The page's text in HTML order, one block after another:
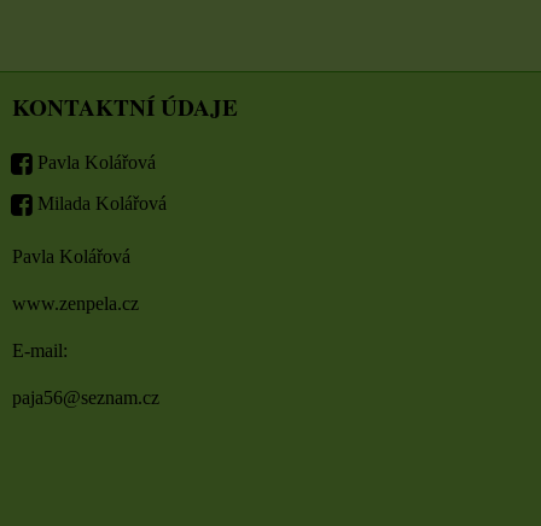
KONTAKTNÍ ÚDAJE
Pavla Kolářová
Milada Kolářová
Pavla Kolářová
www.zenpela.cz
E-mail:
paja56@seznam.cz